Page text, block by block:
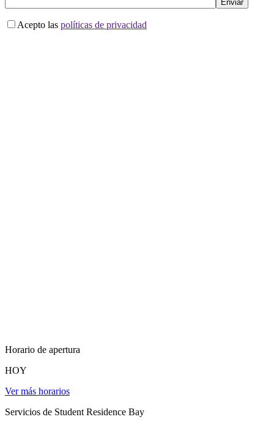
Acepto las políticas de privacidad
Horario de apertura
HOY
Ver más horarios
Servicios de Student Residence Bay